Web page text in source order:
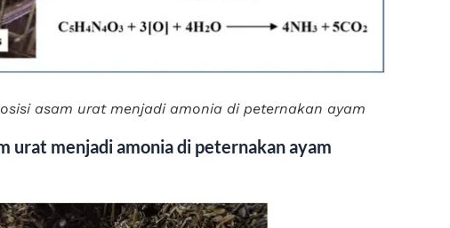
asam urat menjadi amonia di peternakan ayam
urat menjadi amonia di peternakan ayam